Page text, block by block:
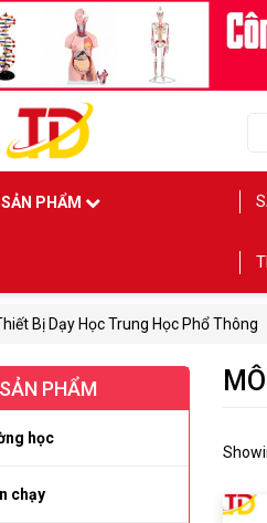
PHẨM
Bị Dạy Học Trung Học Phổ Thông
PHẨM
học
chạy